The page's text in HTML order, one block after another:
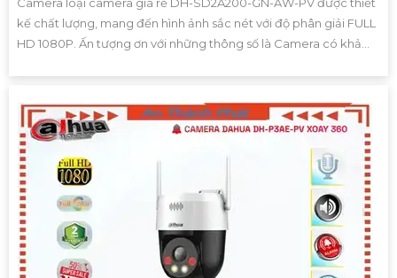
Camera loại camera giá rẻ DH-SD2A200-GN-AW-PV được thiết
kế chất lượng, mang đến hình ảnh sắc nét với độ phân giải FULL
HD 1080P. Ấn tượng ơn với những thông số là Camera có khả...